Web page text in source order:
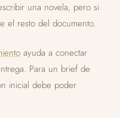
una novela, pero si
el resto del documento.
ayuda a conectar
Para un brief de
inicial debe poder